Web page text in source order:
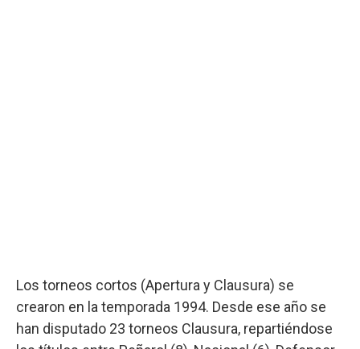
Los torneos cortos (Apertura y Clausura) se
crearon en la temporada 1994. Desde ese año se
han disputado 23 torneos Clausura, repartiéndose